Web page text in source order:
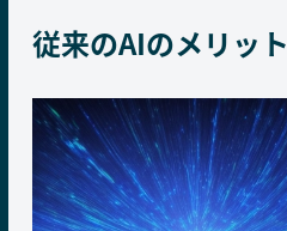
従来のAIのメリット